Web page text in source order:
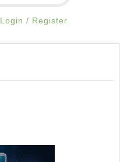
Login / Register